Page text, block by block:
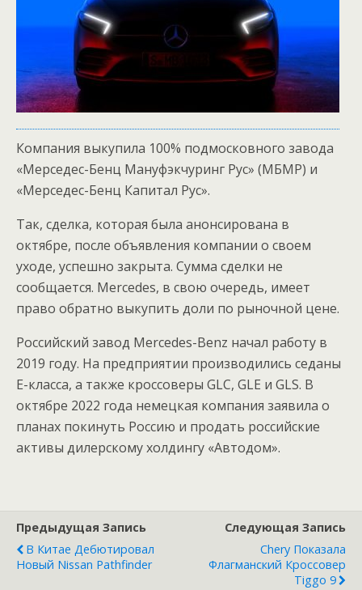
Компания выкупила 100% подмосковного завода
«Мерседес-Бенц Мануфэкчуринг Рус» (МБМР) и
«Мерседес-Бенц Капитал Рус».
Так, сделка, которая была анонсирована в
октябре, после объявления компании о своем
уходе, успешно закрыта. Сумма сделки не
сообщается. Mercedes, в свою очередь, имеет
право обратно выкупить доли по рыночной цене.
Российский завод Mercedes-Benz начал работу в
2019 году. На предприятии производились седаны
E-класса, а также кроссоверы GLC, GLE и GLS. В
октябре 2022 года немецкая компания заявила о
планах покинуть Россию и продать российские
активы дилерскому холдингу «Автодом».
Предыдущая Запись
В Китае Дебютировал
Новый Nissan Pathfinder
Следующая Запись
Chery Показала
Флагманский Кроссовер
Tiggo 9